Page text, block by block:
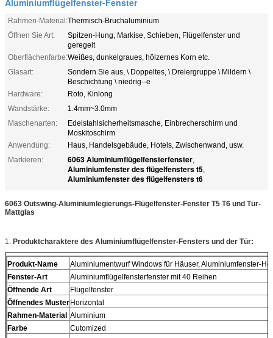
Rahmen-Material:Thermisch-Bruchaluminium
Öffnen Sie Art:
Spitzen-Hung, Markise, Schieben, Flügelfenster und
geregelt
Oberflächenfarbe:Weißes, dunkelgraues, hölzernes Korn etc.
Glasart:
Sondern Sie aus, \ Doppeltes, \ Dreiergruppe \ Mildern \
Beschichtung \ niedrig--e
Hardware:
Roto, Kinlong
Wandstärke:
1.4mm~3.0mm
Maschenarten:
Edelstahlsicherheitsmasche, Einbrecherschirm und
Moskitoschirm
Anwendung:
Haus, Handelsgebäude, Hotels, Zwischenwand, usw.
Markieren:
6063 Aluminiumflügelfensterfenster,
Aluminiumfenster des flügelfensters t5,
Aluminiumfenster des flügelfensters t6
6063 Outswing-Aluminiumlegierungs-Flügelfenster-Fenster T5 T6 und Tür-
Mattglas
1. Produktcharaktere des Aluminiumflügelfenster-Fensters und der Tür:
Produkt-Name
Aluminiumentwurf Windows für Häuser, Aluminiumfenster-
Fenster-Art
Aluminiumflügelfensterfenster mit 40 Reihen
Öffnende Art
Flügelfenster
Öffnendes MusterHorizontal
Rahmen-Material Aluminium
Farbe
Cutomized